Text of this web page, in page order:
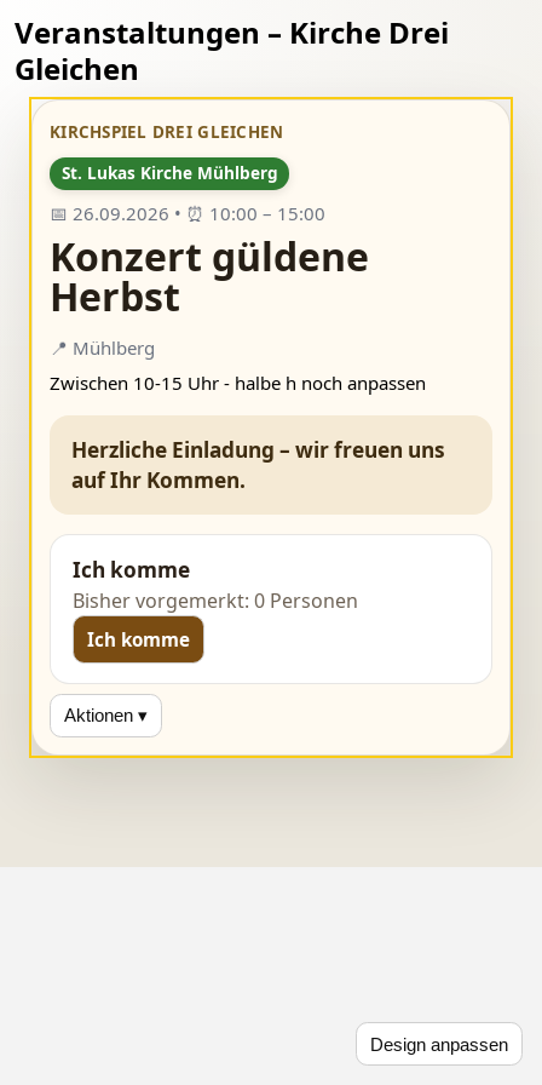
Design anpassen
Veranstaltungen – Kirche Drei
Gleichen
KIRCHSPIEL DREI GLEICHEN
St. Lukas Kirche Mühlberg
📅 26.09.2026 • ⏰ 10:00 – 15:00
Konzert güldene
Herbst
📍 Mühlberg
Zwischen 10-15 Uhr - halbe h noch anpassen
Herzliche Einladung – wir freuen uns
auf Ihr Kommen.
Ich komme
Bisher vorgemerkt: 0 Personen
Ich komme
Aktionen ▾